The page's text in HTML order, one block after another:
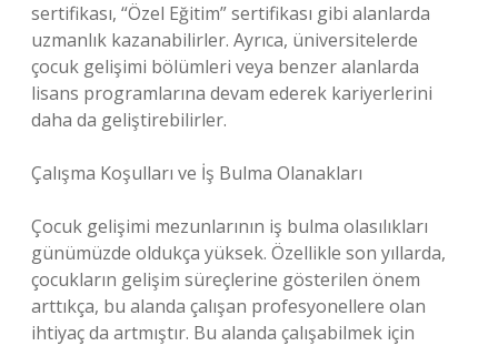
sertifikası, “Özel Eğitim” sertifikası gibi alanlarda
uzmanlık kazanabilirler. Ayrıca, üniversitelerde
çocuk gelişimi bölümleri veya benzer alanlarda
lisans programlarına devam ederek kariyerlerini
daha da geliştirebilirler.
Çalışma Koşulları ve İş Bulma Olanakları
Çocuk gelişimi mezunlarının iş bulma olasılıkları
günümüzde oldukça yüksek. Özellikle son yıllarda,
çocukların gelişim süreçlerine gösterilen önem
arttıkça, bu alanda çalışan profesyonellere olan
ihtiyaç da artmıştır. Bu alanda çalışabilmek için